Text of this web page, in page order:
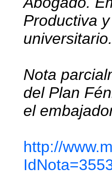
Productiva
universitario.
Nota
del Plan
el
http://